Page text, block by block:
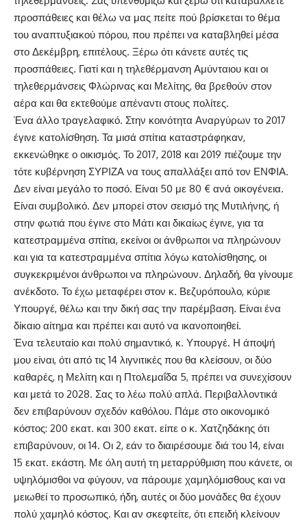
προσπάθειες και θέλω να μας πείτε πού βρίσκεται το θέμα
του αναπτυξιακού πόρου, που πρέπει να καταβληθεί μέσα
στο Δεκέμβρη, επιτέλους. Ξέρω ότι κάνετε αυτές τις
προσπάθειες. Γιατί και η τηλεθέρμανση Αμύνταιου και οι
τηλεθερμάνσεις Φλώρινας και Μελίτης, θα βρεθούν στον
αέρα και θα εκτεθούμε απέναντι στους πολίτες.
Ένα άλλο τραγελαφικό. Στην κοινότητα Αναργύρων το 2017
έγινε κατολίσθηση. Τα μισά σπίτια καταστράφηκαν,
εκκενώθηκε ο οικισμός. Το 2017, 2018 και 2019 πιέζουμε την
τότε κυβέρνηση ΣΥΡΙΖΑ να τους απαλλάξει από τον ΕΝΦΙΑ.
Δεν είναι μεγάλο το ποσό. Είναι 50 με 80 € ανά οικογένεια.
Είναι συμβολικό. Δεν μπορεί στον σεισμό της Μυτιλήνης, ή
στην φωτιά που έγινε στο Μάτι και δικαίως έγινε, για τα
κατεστραμμένα σπίτια, εκείνοι οι άνθρωποι να πληρώνουν
και για τα κατεστραμμένα σπίτια λόγω κατολίσθησης, οι
συγκεκριμένοι άνθρωποι να πληρώνουν. Δηλαδή, θα γίνουμε
ανέκδοτο. Το έχω μεταφέρει στον κ. Βεζυρόπουλο, κύριε
Υπουργέ, θέλω και την δική σας την παρέμβαση. Είναι ένα
δίκαιο αίτημα και πρέπει και αυτό να ικανοποιηθεί.
Ένα τελευταίο και πολύ σημαντικό, κ. Υπουργέ. Η άποψή
μου είναι, ότι από τις 14 λιγνιτικές που θα κλείσουν, οι δύο
καθαρές, η Μελίτη και η Πτολεμαΐδα 5, πρέπει να συνεχίσουν
και μετά το 2028. Σας το λέω πολύ απλά. Περιβαλλοντικά
δεν επιβαρύνουν σχεδόν καθόλου. Πάμε στο οικονομικό
κόστος: 200 εκατ. και 300 εκατ. είπε ο κ. Χατζηδάκης ότι
επιβαρύνουν, οι 14. Οι 2, εάν το διαιρέσουμε διά του 14, είναι
15 εκατ. εκάστη. Με όλη αυτή τη μεταρρύθμιση που κάνετε, οι
υψηλόμισθοι να φύγουν, να πάρουμε χαμηλόμισθους και να
μειωθεί το προσωπικό, ήδη, αυτές οι δύο μονάδες θα έχουν
πολύ χαμηλό κόστος. Και αν σκεφτείτε, ότι επειδή κλείνουν